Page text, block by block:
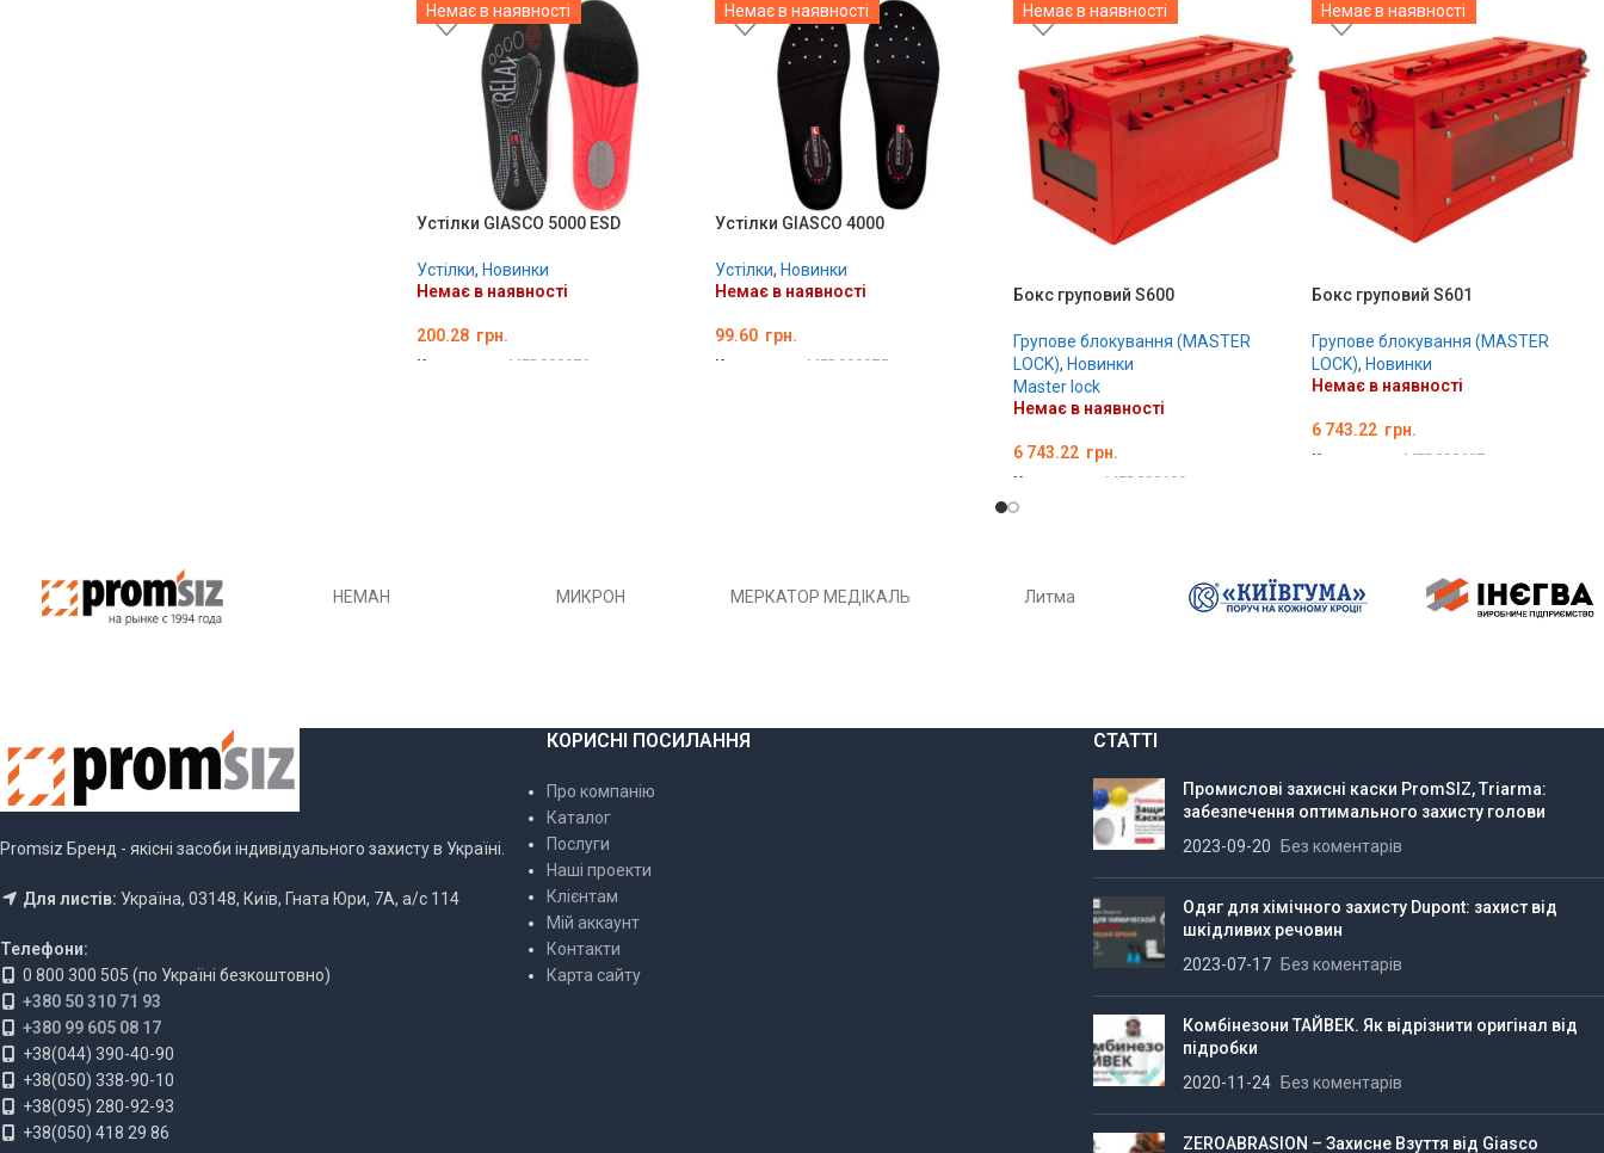
Немає в наявності
Устілки GIASCO 5000 ESD
Устілки, Новинки
Немає в наявності
200.28 грн.
Код товару: MED000976
Немає в наявності
Устілки GIASCO 4000
Устілки, Новинки
Немає в наявності
99.60 грн.
Код товару: MED000975
Немає в наявності
Бокс груповий S600
Групове блокування (MASTER
LOCK), Новинки
Master lock
Немає в наявності
6 743.22 грн.
Код товару: MED000698
Немає в наявності
Бокс груповий S601
Групове блокування (MASTER
LOCK), Новинки
Немає в наявності
6 743.22 грн.
Код товару: MED000697
МИКРОН МЕРКАТОР МЕДІКАЛЬ
Promsiz Бренд - якісні засоби індивідуального захисту в Україні.
Для листів: Україна, 03148, Київ, Гната Юри, 7А, а/с 114
Телефони:
0 800 300 505 (по Україні безкоштовно)
+380 50 310 71 93
+380 99 605 08 17
+38(044) 390-40-90
+38(050) 338-90-10
+38(095) 280-92-93
+38(050) 418 29 86
КОРИСНІ ПОСИЛАННЯ
Про компанію
Каталог
Послуги
Наші проекти
Клієнтам
Мій аккаунт
Контакти
Карта сайту
СТАТТІ
Промислові захисні каски PromSIZ, Triarma:
забезпечення оптимального захисту голови
2023-09-20
Без коментарів
Одяг для хімічного захисту Dupont: захист від
шкідливих речовин
2023-07-17
Без коментарів
Комбінезони ТАЙВЕК. Як відрізнити оригінал від
підробки
2020-11-24
Без коментарів
ZEROABRASION – Захисне Взуття від Giasco